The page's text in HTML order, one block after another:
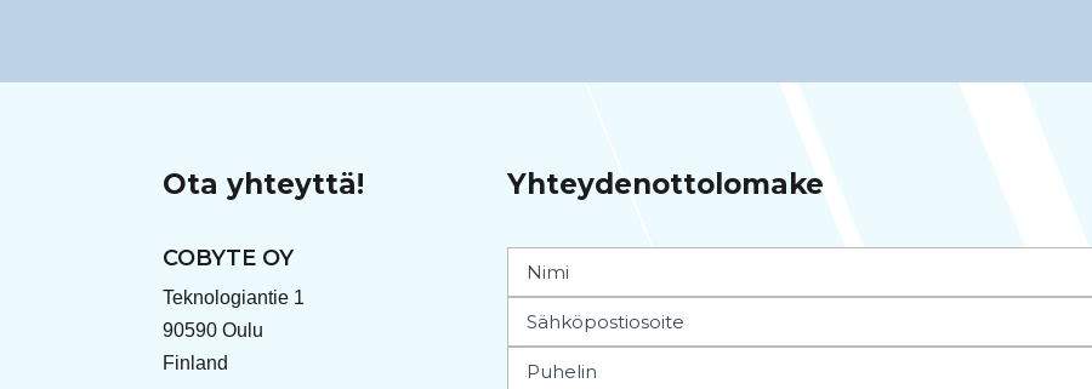
Ota yhteyttä!
COBYTE OY
Teknologiantie 1
90590 Oulu
Finland
Yhteydenottolomake